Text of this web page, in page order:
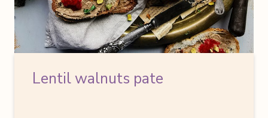
Lentil walnuts pate